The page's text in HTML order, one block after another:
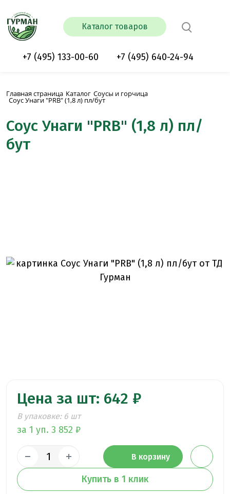
Каталог товаров
+7 (495) 133-00-60 +7 (495) 640-24-94
Главная страница Каталог Соусы и горчица
Соус Унаги "PRB" (1,8 л) пл/бут
Соус Унаги "PRB" (1,8 л) пл/
бут
Цена за шт: 642 ₽
В упаковке: 6 шт
за 1 уп. 3 852 ₽
В корзину
Купить в 1 клик